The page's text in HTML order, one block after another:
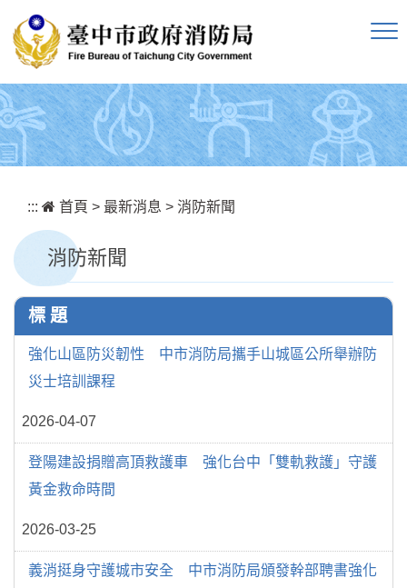
::: 首頁 > 最新消息 > 消防新聞
消防新聞
標 題
強化山區防災韌性 中市消防局攜手山城區公所舉辦防
災士培訓課程
2026-04-07
登陽建設捐贈高頂救護車 強化台中「雙軌救護」守護
黃金救命時間
2026-03-25
義消挺身守護城市安全 中市消防局頒發幹部聘書強化